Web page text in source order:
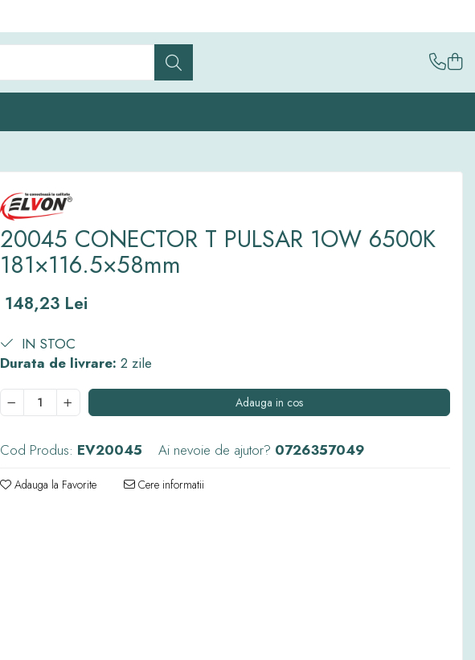
20045 CONECTOR T PULSAR 1OW 6500K
181×116.5×58mm
148,23 Lei
IN STOC
Durata de livrare: 2 zile
Adauga in cos
Cod Produs: EV20045 Ai nevoie de ajutor? 0726357049
Adauga la Favorite Cere informatii